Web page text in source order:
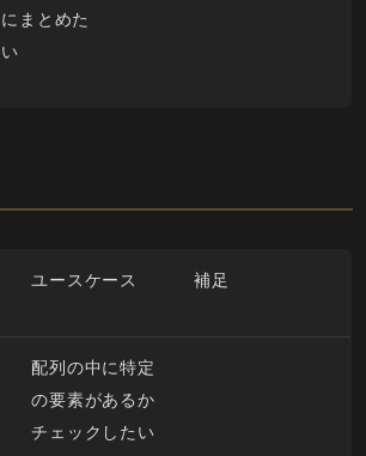
にまとめた
い
ユースケース 補足
配列の中に特定
の要素があるか
チェックしたい